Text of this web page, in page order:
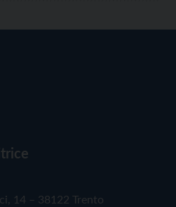
14 – 38122 Trento